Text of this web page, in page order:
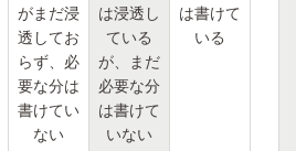
がまだ浸
透してお
らず、必
要な分は
書けてい
ない
は浸透し
ている
が、まだ
必要な分
は書けて
いない
は書けて
いる